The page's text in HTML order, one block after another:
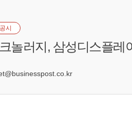
공시
놀러지, 삼성디스플레